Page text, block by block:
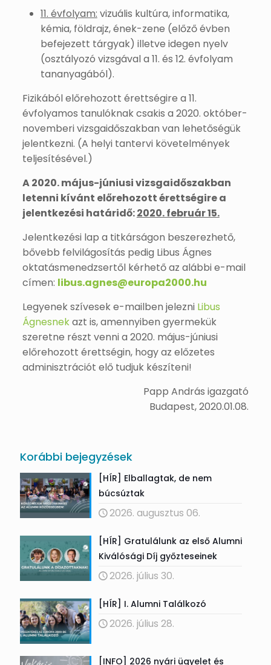
11. évfolyam: vizuális kultúra, informatika,
kémia, földrajz, ének-zene (előző évben
befejezett tárgyak) illetve idegen nyelv
(osztályozó vizsgával a 11. és 12. évfolyam
tananyagából).
Fizikából előrehozott érettségire a 11.
évfolyamos tanulóknak csakis a 2020. október-
novemberi vizsgaidőszakban van lehetőségük
jelentkezni. (A helyi tantervi követelmények
teljesítésével.)
A 2020. május-júniusi vizsgaidőszakban
letenni kívánt előrehozott érettségire a
jelentkezési határidő:2020. február 15.
Jelentkezési lap a titkárságon beszerezhető,
bővebb felvilágosítás pedig Libus Ágnes
oktatásmenedzsertől kérhető az alábbi e-mail
címen: libus.agnes@europa2000.hu
Legyenek szívesek e-mailben jelezni Libus
Ágnesnekazt is, amennyiben gyermekük
szeretne részt venni a 2020. május-júniusi
előrehozott érettségin, hogy az előzetes
adminisztrációt elő tudjuk készíteni!
Papp András igazgató
Budapest, 2020.01.08.
Korábbi bejegyzések
[HÍR] Elballagtak, de nem
búcsúztak
2026. augusztus 06.
[HÍR] Gratulálunk az első Alumni
Kiválósági Díj győzteseinek
2026. július 30.
[HÍR] I. Alumni Találkozó
2026. július 28.
[INFO] 2026 nyári ügyelet és